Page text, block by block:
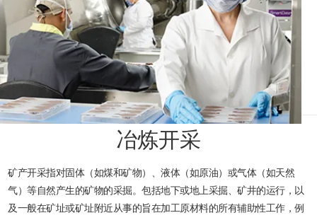
冶炼开采
矿产开采指对固体（如煤和矿物）、液体（如原油）或气体（如天然
气）等自然产生的矿物的采掘。包括地下或地上采掘、矿井的运行，以
及一般在矿址或矿址附近从事的旨在加工原材料的所有辅助性工作，例